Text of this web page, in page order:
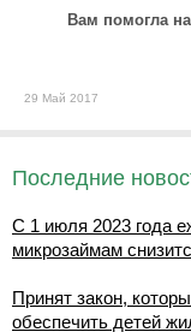
Вам помогла
29 Май 2017
Последние
С 1 июля 2023 года
микрозаймам
Принят закон,
обеспечить детей